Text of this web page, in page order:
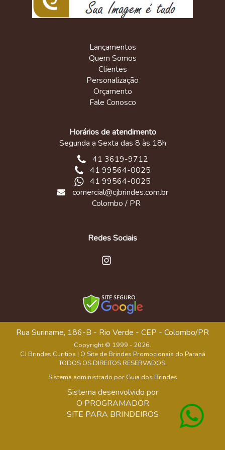
Lançamentos
Quem Somos
Clientes
Personalização
Orçamento
Fale Conosco
Horários de atendimento
Segunda a Sexta das 8 às 18h
41 3619-9712
41 99564-0025
41 99564-0025
comercial@cjbrindes.com.br
Colombo / PR
Redes Sociais
Rua Suriname, 186-B - Rio Verde - CEP - Colombo/PR
Copyright © 1999 - 2026.
CJ Brindes Curitiba | O Site de Brindes Promocionais do Paraná
TODOS OS DIREITOS RESERVADOS.
Sistema administrado por Guia dos Brindes
Sistema desenvolvido por
O PROGRAMADOR
SITE PARA BRINDEIROS